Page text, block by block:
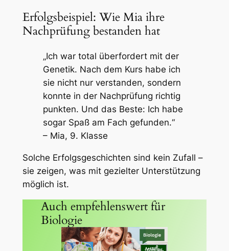
Erfolgsbeispiel: Wie Mia ihre
Nachprüfung bestanden hat
„Ich war total überfordert mit der
Genetik. Nach dem Kurs habe ich
sie nicht nur verstanden, sondern
konnte in der Nachprüfung richtig
punkten. Und das Beste: Ich habe
sogar Spaß am Fach gefunden.“
– Mia, 9. Klasse
Solche Erfolgsgeschichten sind kein Zufall –
sie zeigen, was mit gezielter Unterstützung
möglich ist.
Auch empfehlenswert für
Biologie